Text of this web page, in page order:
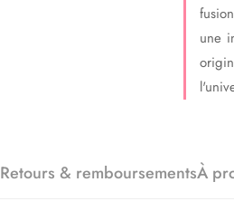
une
Retours & remboursementsÀ